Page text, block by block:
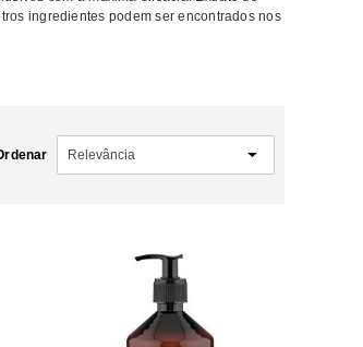
ingredientes podem ser encontrados nos